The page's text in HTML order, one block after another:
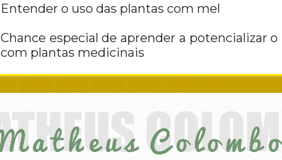
Entender o uso das plantas com mel
Chance especial de aprender a potencializar
com plantas medicinais